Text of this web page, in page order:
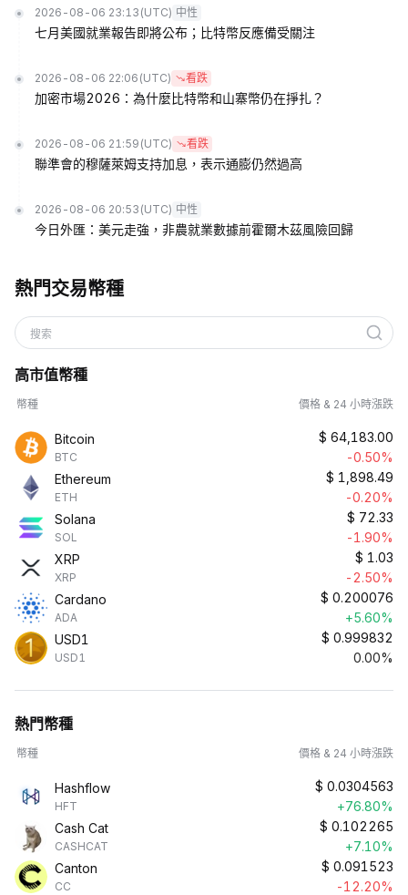
2026-08-06 23:13 (UTC) 中性
七月美國就業報告即將公布；比特幣反應備受關注
2026-08-06 22:06 (UTC) 看跌
加密市場2026：為什麼比特幣和山寨幣仍在掙扎？
2026-08-06 21:59 (UTC) 看跌
聯準會的穆薩萊姆支持加息，表示通膨仍然過高
2026-08-06 20:53 (UTC) 中性
今日外匯：美元走強，非農就業數據前霍爾木茲風險回歸
熱門交易幣種
搜索
高市值幣種
幣種 價格 & 24 小時漲跌
Bitcoin
BTC
$ 64,183.00
-0.50%
Ethereum
ETH
$ 1,898.49
-0.20%
Solana
SOL
$ 72.33
-1.90%
XRP
XRP
$ 1.03
-2.50%
Cardano
ADA
$ 0.200076
+5.60%
USD1
USD1
$ 0.999832
0.00%
熱門幣種
幣種 價格 & 24 小時漲跌
Hashflow
HFT
$ 0.0304563
+76.80%
Cash Cat
CASHCAT
$ 0.102265
+7.10%
Canton
CC
$ 0.091523
-12.20%